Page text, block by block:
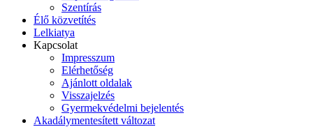
Szentírás
Élő közvetítés
Lelkiatya
Kapcsolat
Impresszum
Elérhetőség
Ajánlott oldalak
Visszajelzés
Gyermekvédelmi bejelentés
Akadálymentesített változat